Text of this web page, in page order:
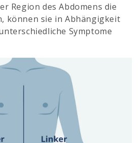
Region des Abdomens die
können sie in Abhängigkeit
Symptome